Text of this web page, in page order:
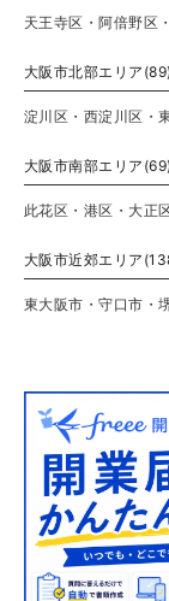
天王寺区・阿倍野区
大阪市北部エリア(89)
淀川区・西淀川区・
大阪市南部エリア(69)
此花区・港区・大正
大阪市近郊エリア
東大阪市・守口市・